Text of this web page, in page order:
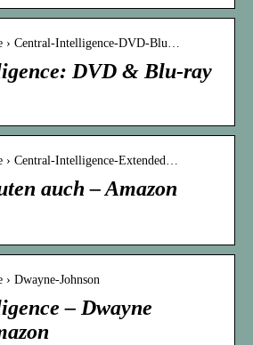
› Central-Intelligence-DVD-Blu…
DVD & Blu-ray
› Central-Intelligence-Extended…
auch – Amazon
Dwayne-Johnson
– Dwayne